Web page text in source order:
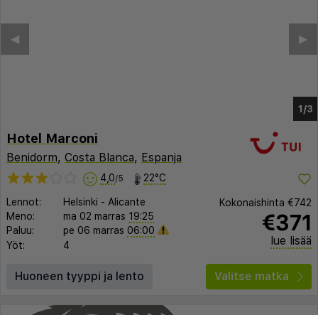
Hotel Marconi
Benidorm, Costa Blanca, Espanja
4,0/5 22°C
Lennot: Helsinki - Alicante
Meno:
ma 02 marras 19:25
Paluu:
pe 06 marras 06:00
Yöt:
4
Kokonaishinta €742
€371
lue lisää
Huoneen tyyppi ja lento Valitse matka